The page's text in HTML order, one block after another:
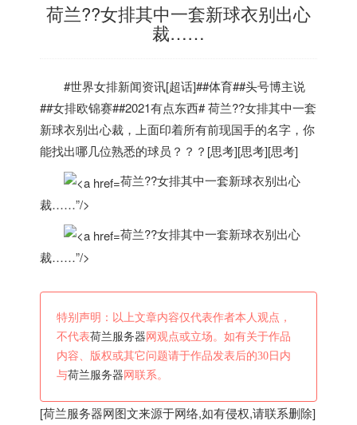
荷兰??女排其中一套新球衣别出心
裁……
#世界女排新闻资讯[超话]##体育##头号博主说
##女排欧锦赛##2021有点东西#荷兰??女排其中一套
新球衣别出心裁，上面印着所有前现国手的名字，你
能找出哪几位熟悉的球员？？？[思考][思考][思考]
荷兰??女排其中一套新球衣别出心
裁……”/>
荷兰??女排其中一套新球衣别出心
裁……”/>
特别声明：以上文章内容仅代表作者本人观点，
不代表荷兰服务器 网观点或立场。如有关于作品
内容、版权或其它问题请于作品发表后的30日内
与荷兰服务器 网联系。
[荷兰服务器网图文来源于网络,如有侵权,请联系删除]